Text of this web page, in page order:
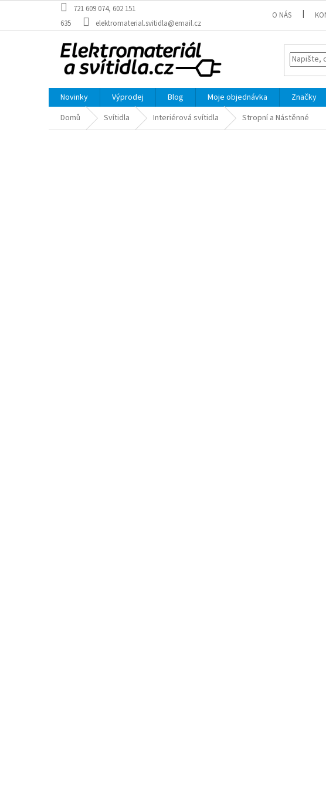
obsah
721 609 074, 602 151
635
elektromaterial.svitidla@email.cz
O NÁS
Novinky Výprodej Blog Moje objednávka
Značky
Domů
Svítidla Interiérová svítidla Stropní a Nástěnné